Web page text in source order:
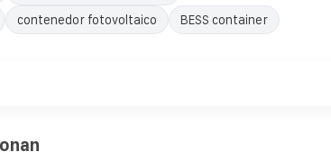
contenedor fotovoltaico BESS container